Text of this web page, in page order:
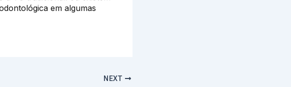
em algumas
NEXT